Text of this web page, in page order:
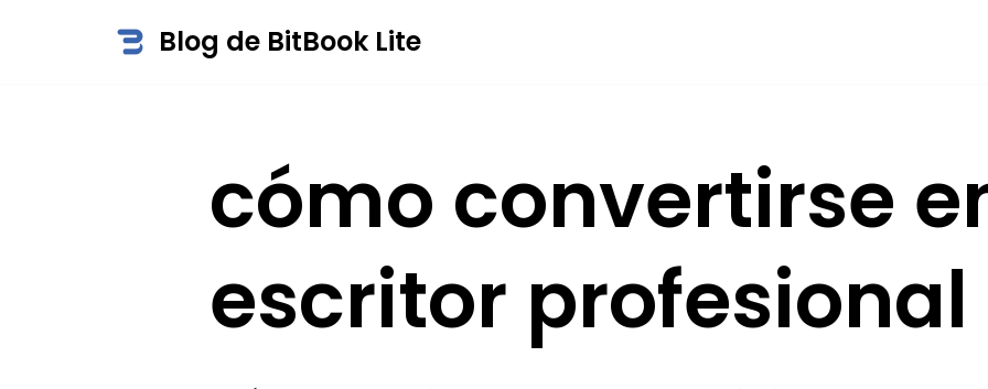
Blog de BitBook Lite
cómo convertirse
escritor profesional